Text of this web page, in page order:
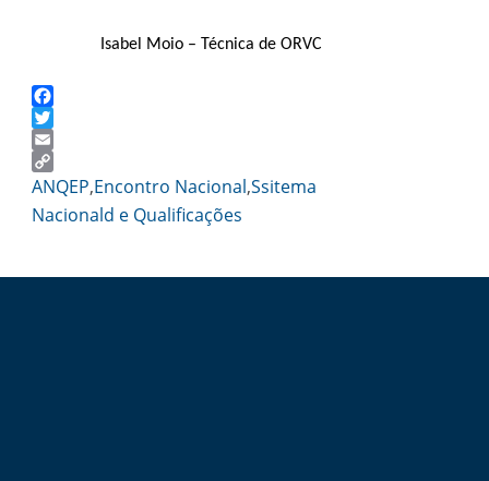
Isabel Moio – Técnica de ORVC
Facebook
Twitter
Email
Copy
Link
ANQEP,Encontro Nacional,Ssitema
Nacionald e Qualificações